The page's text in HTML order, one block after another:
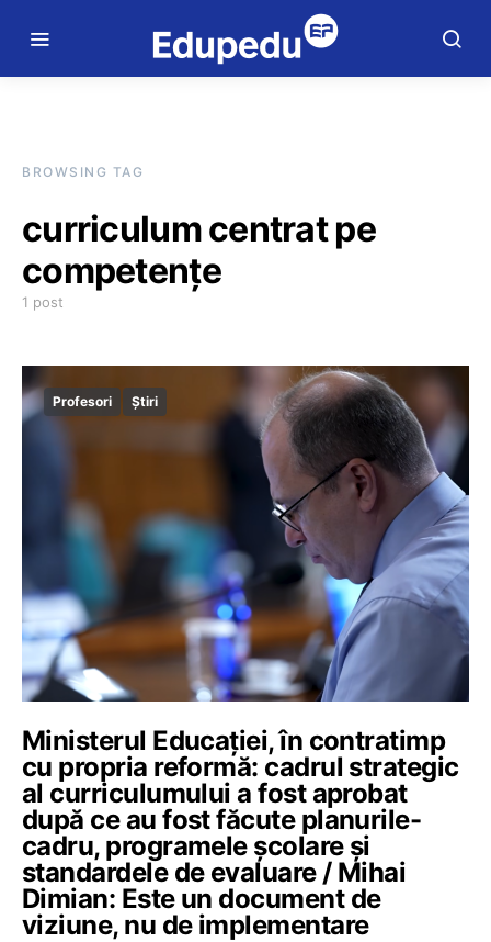
BROWSING TAG
curriculum centrat pe
competențe
1 post
Profesori Știri
Ministerul Educației, în contratimp
cu propria reformă: cadrul strategic
al curriculumului a fost aprobat
după ce au fost făcute planurile-
cadru, programele școlare și
standardele de evaluare / Mihai
Dimian: Este un document de
viziune, nu de implementare